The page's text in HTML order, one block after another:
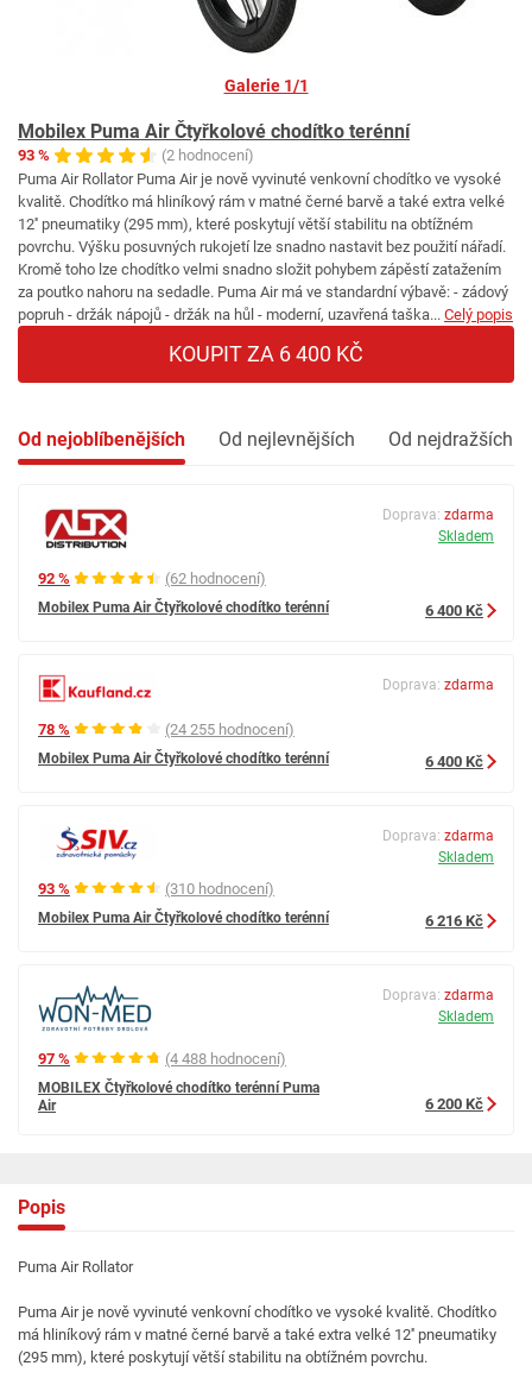
Galerie 1/1
Mobilex Puma Air Čtyřkolové chodítko terénní
93 %
(2 hodnocení)
Puma Air Rollator Puma Air je nově vyvinuté venkovní chodítko ve vysoké
kvalitě. Chodítko má hliníkový rám v matné černé barvě a také extra velké
12'' pneumatiky (295 mm), které poskytují větší stabilitu na obtížném
povrchu. Výšku posuvných rukojetí lze snadno nastavit bez použití nářadí.
Kromě toho lze chodítko velmi snadno složit pohybem zápěstí zatažením
za poutko nahoru na sedadle. Puma Air má ve standardní výbavě: - zádový
popruh - držák nápojů - držák na hůl - moderní, uzavřená taška... Celý popis
KOUPIT ZA 6 400 KČ
Od nejoblíbenějších Od nejlevnějších Od nejdražších
92 % (62 hodnocení)
Mobilex Puma Air Čtyřkolové chodítko terénní
Doprava: zdarma
Skladem
6 400 Kč
78 % (24 255 hodnocení)
Mobilex Puma Air Čtyřkolové chodítko terénní
Doprava: zdarma
6 400 Kč
93 % (310 hodnocení)
Mobilex Puma Air Čtyřkolové chodítko terénní
Doprava: zdarma
Skladem
6 216 Kč
97 % (4 488 hodnocení)
MOBILEX Čtyřkolové chodítko terénní Puma
Air
Doprava: zdarma
Skladem
6 200 Kč
Popis
Puma Air Rollator
Puma Air je nově vyvinuté venkovní chodítko ve vysoké kvalitě. Chodítko
má hliníkový rám v matné černé barvě a také extra velké 12'' pneumatiky
(295 mm), které poskytují větší stabilitu na obtížném povrchu.